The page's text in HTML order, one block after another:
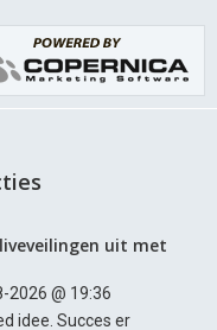
uit met
2026 @ 19:36
idee. Succes er